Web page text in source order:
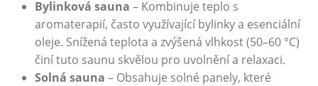
Bylinková sauna – Kombinuje teplo s
aromaterapií, často využívající bylinky a esenciální
oleje. Snížená teplota a zvýšená vlhkost (50–60 °C)
činí tuto saunu skvělou pro uvolnění a relaxaci.
Solná sauna – Obsahuje solné panely, které